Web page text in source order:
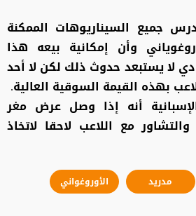
جميع السيناريوهات الممكنة
وأن إمكانية بيعه هذا
لا يستبعد حدوث ذلك لكن لا أحد
بهذه القيمة السوقية العالية.
أنه إذا وصل عرض مغر
مع اللاعب لاحقا لاتخاذ
مدريد الأوروغواني